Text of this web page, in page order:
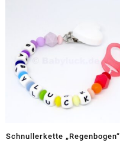
Schnullerkette „Regenbogen“